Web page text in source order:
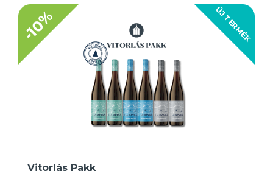
ÚJ TERMÉK
-10%
Vitorlás Pakk